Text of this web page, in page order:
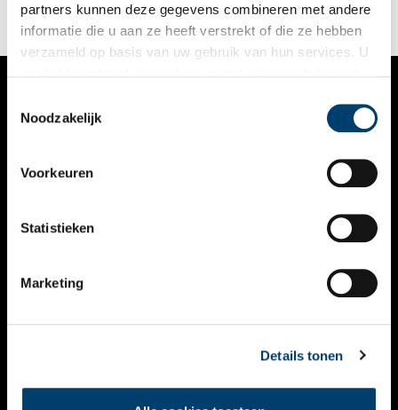
partners kunnen deze gegevens combineren met andere
informatie die u aan ze heeft verstrekt of die ze hebben
verzameld op basis van uw gebruik van hun services. U
Noodzakelijk
Voorkeuren
Statistieken
Marketing
Details tonen
VERHALEN
KALENDER
THEMA’S
VIDEO’S
CONTACT